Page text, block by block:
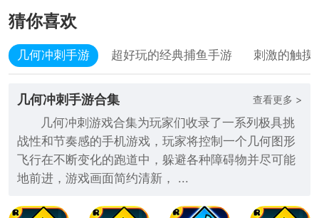
猜你喜欢
几何冲刺手游 超好玩的经典捕鱼手游 刺激的触摸
几何冲刺手游合集 查看更多 >
几何冲刺游戏合集为玩家们收录了一系列极具挑
战性和节奏感的手机游戏，玩家将控制一个几何图形
飞行在不断变化的跑道中，躲避各种障碍物并尽可能
地前进，游戏画面简约清新， ...